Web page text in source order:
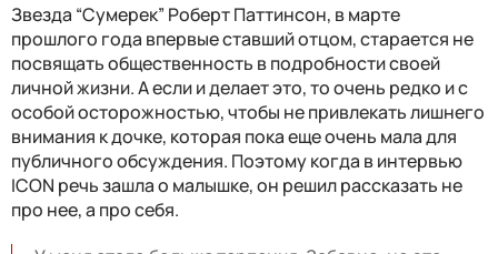
Звезда “Сумерек” Роберт Паттинсон, в марте
прошлого года впервые ставший отцом, старается не
посвящать общественность в подробности своей
личной жизни. А если и делает это, то очень редко и с
особой осторожностью, чтобы не привлекать лишнего
внимания к дочке, которая пока еще очень мала для
публичного обсуждения. Поэтому когда в интервью
ICON речь зашла о малышке, он решил рассказать не
про нее, а про себя.